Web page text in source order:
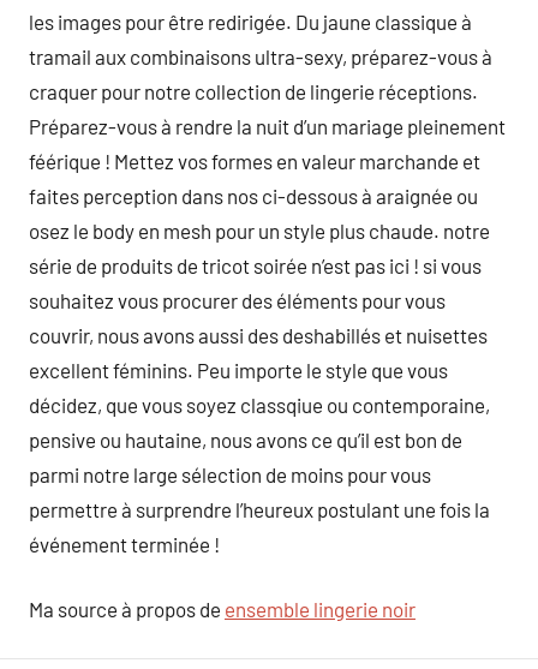
les images pour être redirigée. Du jaune classique à
tramail aux combinaisons ultra-sexy, préparez-vous à
craquer pour notre collection de lingerie réceptions.
Préparez-vous à rendre la nuit d’un mariage pleinement
féérique ! Mettez vos formes en valeur marchande et
faites perception dans nos ci-dessous à araignée ou
osez le body en mesh pour un style plus chaude. notre
série de produits de tricot soirée n’est pas ici ! si vous
souhaitez vous procurer des éléments pour vous
couvrir, nous avons aussi des deshabillés et nuisettes
excellent féminins. Peu importe le style que vous
décidez, que vous soyez classqiue ou contemporaine,
pensive ou hautaine, nous avons ce qu’il est bon de
parmi notre large sélection de moins pour vous
permettre à surprendre l’heureux postulant une fois la
événement terminée !
Ma source à propos de ensemble lingerie noir